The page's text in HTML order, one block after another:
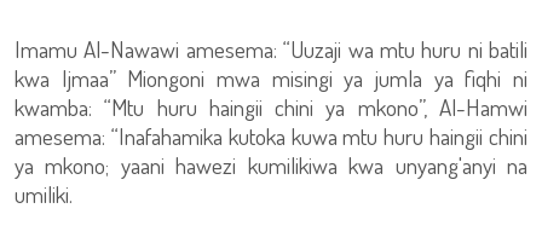
Imamu Al-Nawawi amesema: “Uuzaji wa mtu huru ni batili
kwa Ijmaa” Miongoni mwa misingi ya jumla ya fiqhi ni
kwamba: “Mtu huru haingii chini ya mkono”, Al-Hamwi
amesema: “Inafahamika kutoka kuwa mtu huru haingii chini
ya mkono; yaani hawezi kumilikiwa kwa unyang'anyi na
umiliki.